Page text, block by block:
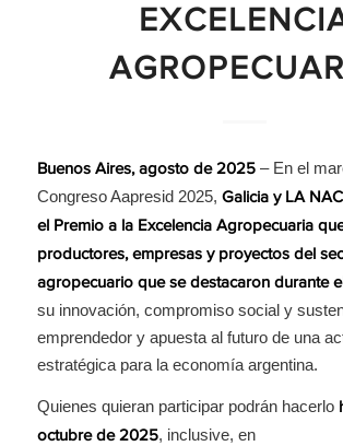
Buenos Aires, agosto de 2025– En el
Congreso Aapresid 2025, Galicia y LA
el Premio a la Excelencia Agropecuaria
productores, empresas y proyectos del
agropecuario que se destacaron durante
su innovación, compromiso social y
emprendedor y apuesta al futuro de una
estratégica para la economía argentina.
Quienes quieran participar podrán hacerlo
octubre de 2025, inclusive, en